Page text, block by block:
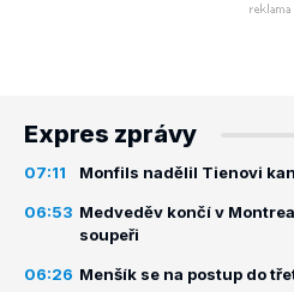
Expres zprávy
07:11 Monfils nadělil Tienovi
06:53 Medveděv končí v
soupeři
06:26 Menšík se na postup do